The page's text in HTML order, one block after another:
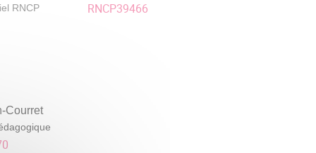
RNCP RNCP39466
Courret